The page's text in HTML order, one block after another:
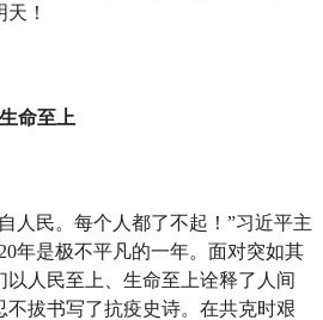
！
命至上
人民。每个人都了不起！”习近平主
年是极不平凡的一年。面对突如其
人民至上、生命至上诠释了人间
不拔书写了抗疫史诗。在共克时艰